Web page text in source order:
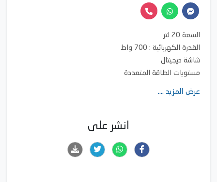
السعة 20 لتر
القدرة الكهربائية : 700 واط
شاشة ديجيتال
مستويات الطاقة المتعددة
عرض المزيد ....
انشر على